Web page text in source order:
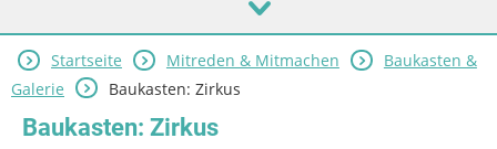
Startseite Mitreden & Mitmachen
Baukasten &
Galerie
Baukasten: Zirkus
Baukasten: Zirkus